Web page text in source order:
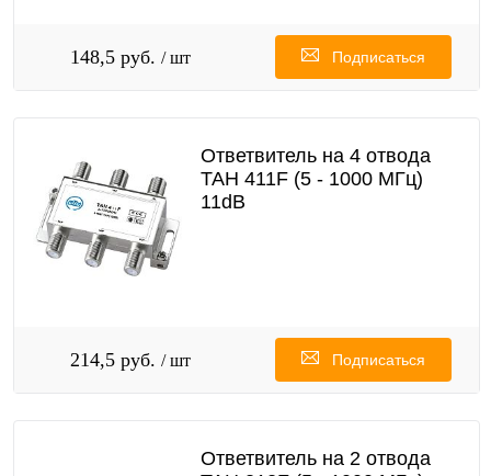
148,5 руб. / шт Подписаться
Ответвитель на 4 отвода
TAH 411F (5 - 1000 МГц)
11dB
214,5 руб. / шт Подписаться
Ответвитель на 2 отвода